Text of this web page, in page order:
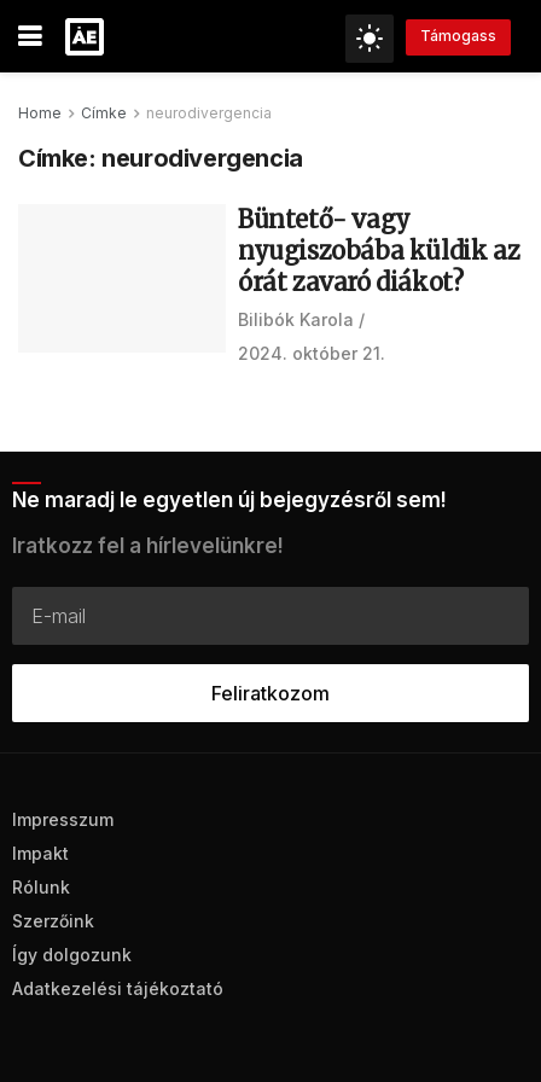
Támogass
Home Címke neurodivergencia
Címke: neurodivergencia
Büntető- vagy
nyugiszobába küldik az
órát zavaró diákot?
Bilibók Karola
2024. október 21.
Ne maradj le egyetlen új bejegyzésről sem!
Iratkozz fel a hírlevelünkre!
Impresszum
Impakt
Rólunk
Szerzőink
Így dolgozunk
Adatkezelési tájékoztató